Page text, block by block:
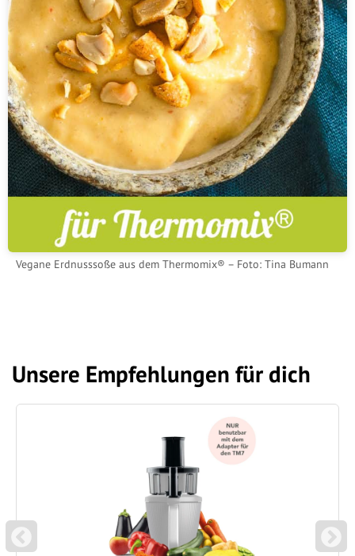
Vegane Erdnusssoße aus dem Thermomix® – Foto: Tina Bumann
Unsere Empfehlungen für dich
P
REVIOUS N
EXT